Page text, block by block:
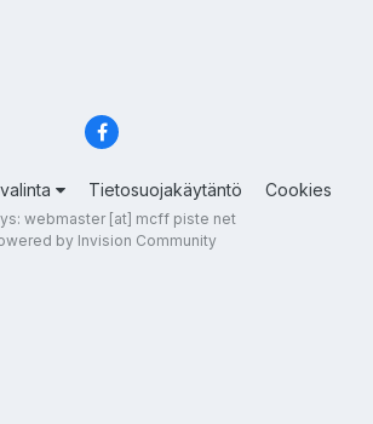
Tietosuojakäytäntö Cookies
webmaster [at] mcff piste net
by Invision Community